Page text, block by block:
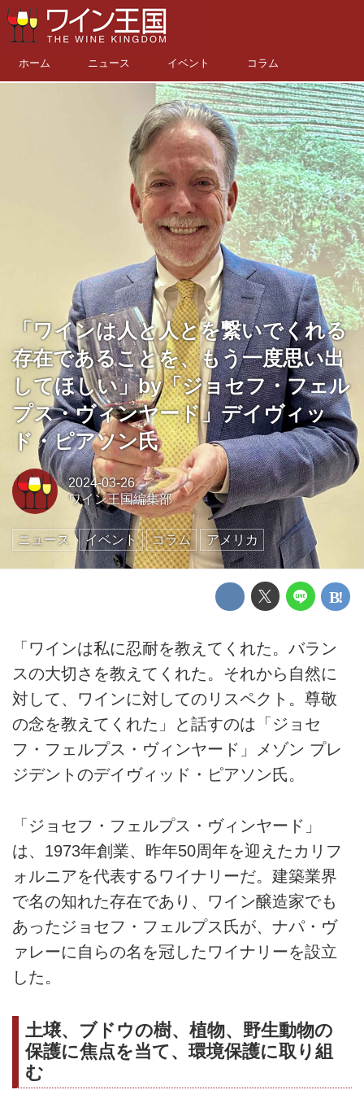
ホーム ニュース イベント コラム
「ワインは人と人とを繋いでくれる
存在であることを、もう一度思い出
してほしい」by「ジョセフ・フェル
プス・ヴィンヤード」デイヴィッ
ド・ピアソン氏
2024-03-26
ワイン王国編集部
ニュース イベント コラム アメリカ
「ワインは私に忍耐を教えてくれた。バラン
スの大切さを教えてくれた。それから自然に
対して、ワインに対してのリスペクト。尊敬
の念を教えてくれた」と話すのは「ジョセ
フ・フェルプス・ヴィンヤード」メゾン プレ
ジデントのデイヴィッド・ピアソン氏。
「ジョセフ・フェルプス・ヴィンヤード」
は、1973年創業、昨年50周年を迎えたカリフ
ォルニアを代表するワイナリーだ。建築業界
で名の知れた存在であり、ワイン醸造家でも
あったジョセフ・フェルプス氏が、ナパ・ヴ
ァレーに自らの名を冠したワイナリーを設立
した。
土壌、ブドウの樹、植物、野生動物の
保護に焦点を当て、環境保護に取り組
む